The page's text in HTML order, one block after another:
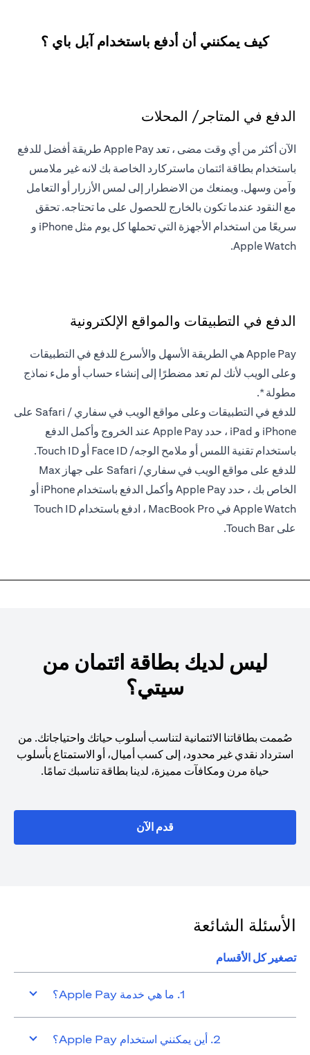
كيف يمكنني أن أدفع باستخدام آبل باي ؟
الدفع في المتاجر/ المحلات
الآن أكثر من أي وقت مضى ، تعد Apple Pay طريقة أفضل للدفع
باستخدام بطاقة ائتمان ماستركارد الخاصة بك لانه غير ملامس
وآمن وسهل. ويمنعك من الاضطرار إلى لمس الأزرار أو التعامل
مع النقود عندما تكون بالخارج للحصول على ما تحتاجه. تحقق
سريعًا من استخدام الأجهزة التي تحملها كل يوم مثل iPhone و
Apple Watch.
الدفع في التطبيقات والمواقع الإلكترونية
Apple Pay هي الطريقة الأسهل والأسرع للدفع في التطبيقات
وعلى الويب لأنك لم تعد مضطرًا إلى إنشاء حساب أو ملء نماذج
مطولة *.
للدفع في التطبيقات وعلى مواقع الويب في سفاري / Safari على
iPhone و iPad ، حدد Apple Pay عند الخروج وأكمل الدفع
باستخدام تقنية اللمس أو ملامح الوجه/ Face ID أو Touch ID.
للدفع على مواقع الويب في سفاري/ Safari على جهاز Max
الخاص بك ، حدد Apple Pay وأكمل الدفع باستخدام iPhone أو
Apple Watch في MacBook Pro ، ادفع باستخدام Touch ID
على Touch Bar.
ليس لديك بطاقة ائتمان من
سيتي؟
صُممت بطاقاتنا الائتمانية لتناسب أسلوب حياتك واحتياجاتك. من
استرداد نقدي غير محدود، إلى كسب أميال، أو الاستمتاع بأسلوب
حياة مرن ومكافآت مميزة، لدينا بطاقة تناسبك تمامًا.
قدم الآن
الأسئلة الشائعة
تصغير كل الأقسام
1. ما هي خدمة Apple Pay؟
2. أين يمكنني استخدام Apple Pay؟